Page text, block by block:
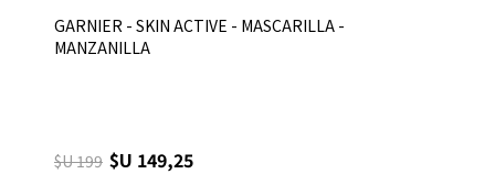
GARNIER - SKIN ACTIVE - MASCARILLA -
MANZANILLA
$U 199 $U 149,25